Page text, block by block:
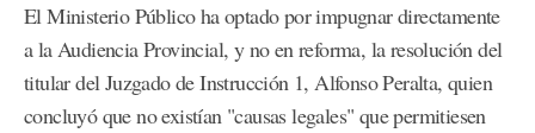
El Ministerio Público ha optado por impugnar directamente
a la Audiencia Provincial, y no en reforma, la resolución del
titular del Juzgado de Instrucción 1, Alfonso Peralta, quien
concluyó que no existían "causas legales" que permitiesen